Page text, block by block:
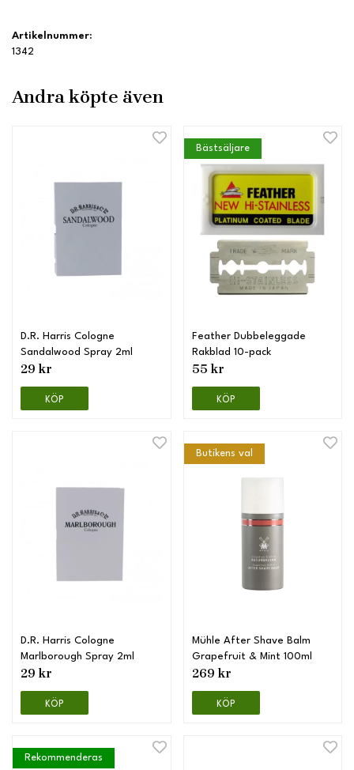
Artikelnummer:
1342
Andra köpte även
D.R. Harris Cologne
Sandalwood Spray 2ml
29 kr
KÖP
Bästsäljare
Feather Dubbeleggade
Rakblad 10-pack
55 kr
KÖP
D.R. Harris Cologne
Marlborough Spray 2ml
29 kr
KÖP
Butikens val
Mühle After Shave Balm
Grapefruit & Mint 100ml
269 kr
KÖP
Rekommenderas